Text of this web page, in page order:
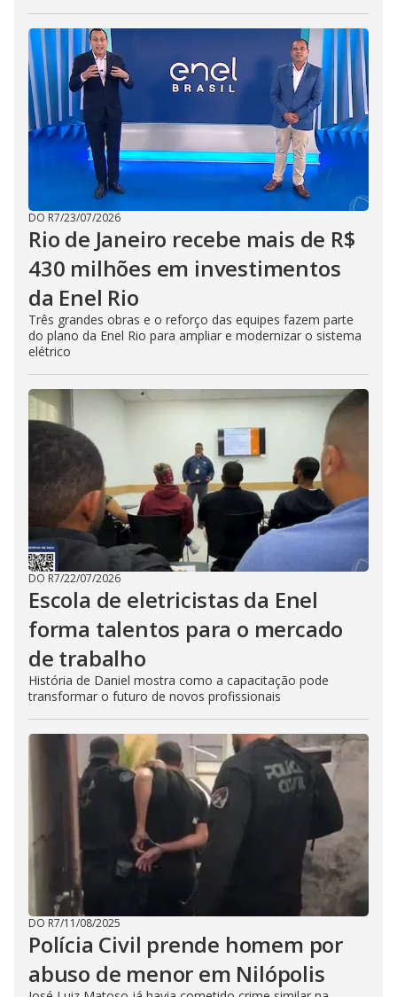
DO R7/23/07/2026
Rio de Janeiro recebe mais de R$
430 milhões em investimentos
da Enel Rio
Três grandes obras e o reforço das equipes fazem parte
do plano da Enel Rio para ampliar e modernizar o sistema
elétrico
DO R7/22/07/2026
Escola de eletricistas da Enel
forma talentos para o mercado
de trabalho
História de Daniel mostra como a capacitação pode
transformar o futuro de novos profissionais
DO R7/11/08/2025
Polícia Civil prende homem por
abuso de menor em Nilópolis